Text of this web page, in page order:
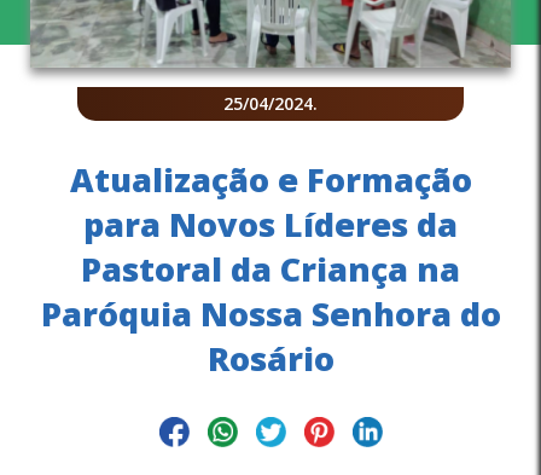
25/04/2024.
Atualização e Formação
para Novos Líderes da
Pastoral da Criança na
Paróquia Nossa Senhora do
Rosário